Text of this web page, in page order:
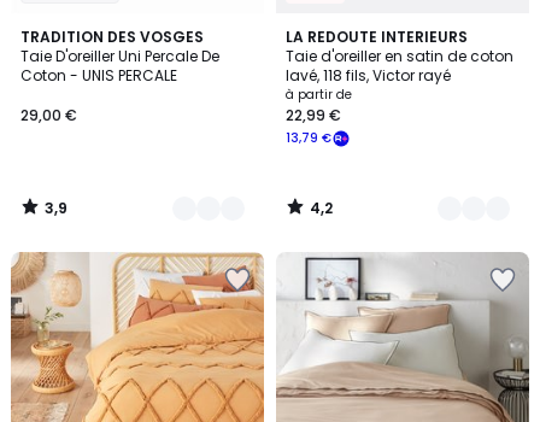
TRADITION DES VOSGES
Taie D'oreiller Uni Percale De
Coton - UNIS PERCALE
29,00 €
3,9
/ 5
14
Couleurs
3,9
/
LA REDOUTE INTERIEURS
Taie d'oreiller en satin de coton
lavé, 118 fils, Victor rayé
à partir de
13,79 €
22,99 €
4,2
/ 5
8
Couleurs
4,2
/